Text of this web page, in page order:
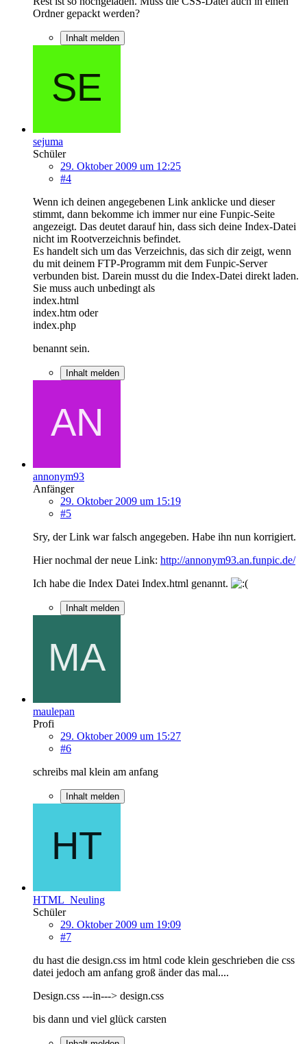
Ordner gepackt werden?
Inhalt melden
sejuma
Schüler
29. Oktober 2009 um 12:25
#4
Wenn ich deinen angegebenen Link anklicke und dieser
stimmt, dann bekomme ich immer nur eine Funpic-Seite
angezeigt. Das deutet darauf hin, dass sich deine Index-Datei
nicht im Rootverzeichnis befindet.
Es handelt sich um das Verzeichnis, das sich dir zeigt, wenn
du mit deinem FTP-Programm mit dem Funpic-Server
verbunden bist. Darein musst du die Index-Datei direkt laden.
Sie muss auch unbedingt als
index.html
index.htm oder
index.php
benannt sein.
Inhalt melden
annonym93
Anfänger
29. Oktober 2009 um 15:19
#5
Sry, der Link war falsch angegeben. Habe ihn nun korrigiert.
Hier nochmal der neue Link: http://annonym93.an.funpic.de/
Ich habe die Index Datei Index.html genannt.
Inhalt melden
maulepan
Profi
29. Oktober 2009 um 15:27
#6
schreibs mal klein am anfang
Inhalt melden
HTML_Neuling
Schüler
29. Oktober 2009 um 19:09
#7
du hast die design.css im html code klein geschrieben die css
datei jedoch am anfang groß änder das mal....
Design.css ---in---> design.css
bis dann und viel glück carsten